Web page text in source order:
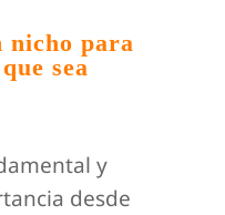
nicho para
sea
y
desde